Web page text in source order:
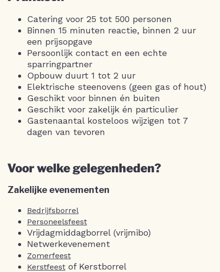
Catering voor 25 tot 500 personen
Binnen 15 minuten reactie, binnen 2 uur
een prijsopgave
Persoonlijk contact en een echte
sparringpartner
Opbouw duurt 1 tot 2 uur
Elektrische steenovens (geen gas of hout)
Geschikt voor binnen én buiten
Geschikt voor zakelijk én particulier
Gastenaantal kosteloos wijzigen tot 7
dagen van tevoren
Voor welke gelegenheden?
Zakelijke evenementen
Bedrijfsborrel
Personeelsfeest
Vrijdagmiddagborrel (vrijmibo)
Netwerkevenement
Zomerfeest
Kerstfeest of Kerstborrel